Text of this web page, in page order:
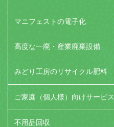
マニフェストの電子化
高度な一廃・産業廃棄設備
みどり工房のリサイクル肥料
ご家庭（個人様）向けサービス
不用品回収